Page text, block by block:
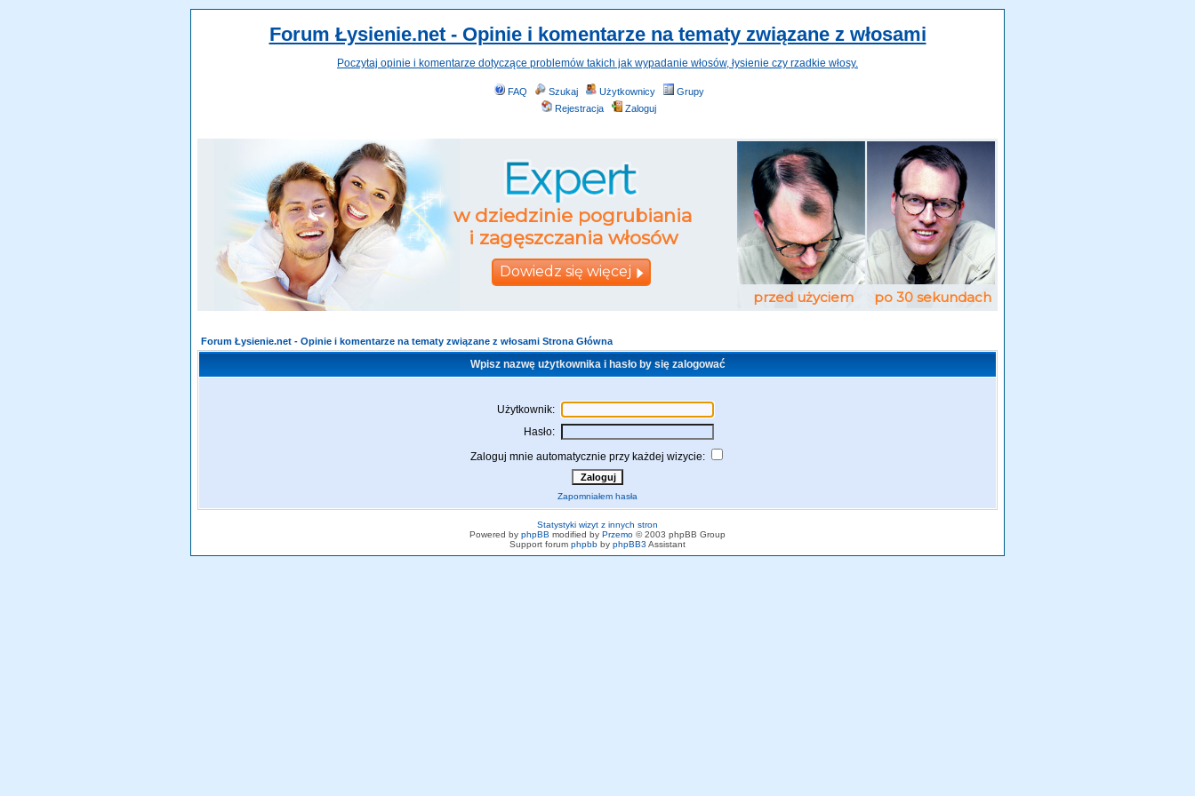
Forum Łysienie.net - Opinie i komentarze na tematy związane z włosami
Poczytaj opinie i komentarze dotyczące problemów takich jak wypadanie włosów, łysienie czy rzadkie włosy.
FAQ Szukaj Użytkownicy
Grupy
Rejestracja
Zaloguj
Forum Łysienie.net - Opinie i komentarze na tematy związane z włosami Strona Główna
Wpisz nazwę użytkownika i hasło by się zalogować
Użytkownik:
Hasło:
Zaloguj mnie automatycznie przy każdej wizycie:
Zapomniałem hasła
Statystyki wizyt z innych stron
Powered by phpBB modified by Przemo © 2003 phpBB Group
Support forum phpbb by phpBB3 Assistant